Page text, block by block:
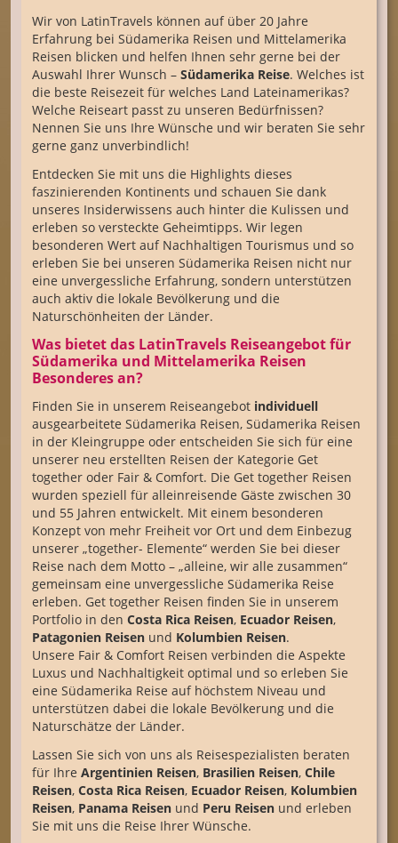
Wir von LatinTravels können auf über 20 Jahre
Erfahrung bei Südamerika Reisen und Mittelamerika
Reisen blicken und helfen Ihnen sehr gerne bei der
Auswahl Ihrer Wunsch – Südamerika Reise. Welches ist
die beste Reisezeit für welches Land Lateinamerikas?
Welche Reiseart passt zu unseren Bedürfnissen?
Nennen Sie uns Ihre Wünsche und wir beraten Sie sehr
gerne ganz unverbindlich!
Entdecken Sie mit uns die Highlights dieses
faszinierenden Kontinents und schauen Sie dank
unseres Insiderwissens auch hinter die Kulissen und
erleben so versteckte Geheimtipps. Wir legen
besonderen Wert auf Nachhaltigen Tourismus und so
erleben Sie bei unseren Südamerika Reisen nicht nur
eine unvergessliche Erfahrung, sondern unterstützen
auch aktiv die lokale Bevölkerung und die
Naturschönheiten der Länder.
Was bietet das LatinTravels Reiseangebot für
Südamerika und Mittelamerika Reisen
Besonderes an?
Finden Sie in unserem Reiseangebot individuell
ausgearbeitete Südamerika Reisen, Südamerika Reisen
in der Kleingruppe oder entscheiden Sie sich für eine
unserer neu erstellten Reisen der Kategorie Get
together oder Fair & Comfort. Die Get together Reisen
wurden speziell für alleinreisende Gäste zwischen 30
und 55 Jahren entwickelt. Mit einem besonderen
Konzept von mehr Freiheit vor Ort und dem Einbezug
unserer „together- Elemente“ werden Sie bei dieser
Reise nach dem Motto – „alleine, wir alle zusammen“
gemeinsam eine unvergessliche Südamerika Reise
erleben. Get together Reisen finden Sie in unserem
Portfolio in den Costa Rica Reisen, Ecuador Reisen,
Patagonien Reisen und Kolumbien Reisen.
Unsere Fair & Comfort Reisen verbinden die Aspekte
Luxus und Nachhaltigkeit optimal und so erleben Sie
eine Südamerika Reise auf höchstem Niveau und
unterstützen dabei die lokale Bevölkerung und die
Naturschätze der Länder.
Lassen Sie sich von uns als Reisespezialisten beraten
für Ihre Argentinien Reisen, Brasilien Reisen, Chile
Reisen, Costa Rica Reisen, Ecuador Reisen, Kolumbien
Reisen, Panama Reisen und Peru Reisen und erleben
Sie mit uns die Reise Ihrer Wünsche.